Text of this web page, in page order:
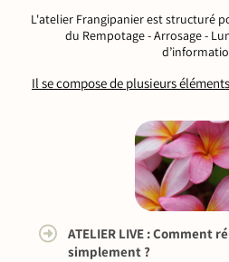
L'atelier Frangipanier est structuré
du Rempotage - Arrosage -
Il se compose de plusieurs
ATELIER LIVE : Comment
simplement ?